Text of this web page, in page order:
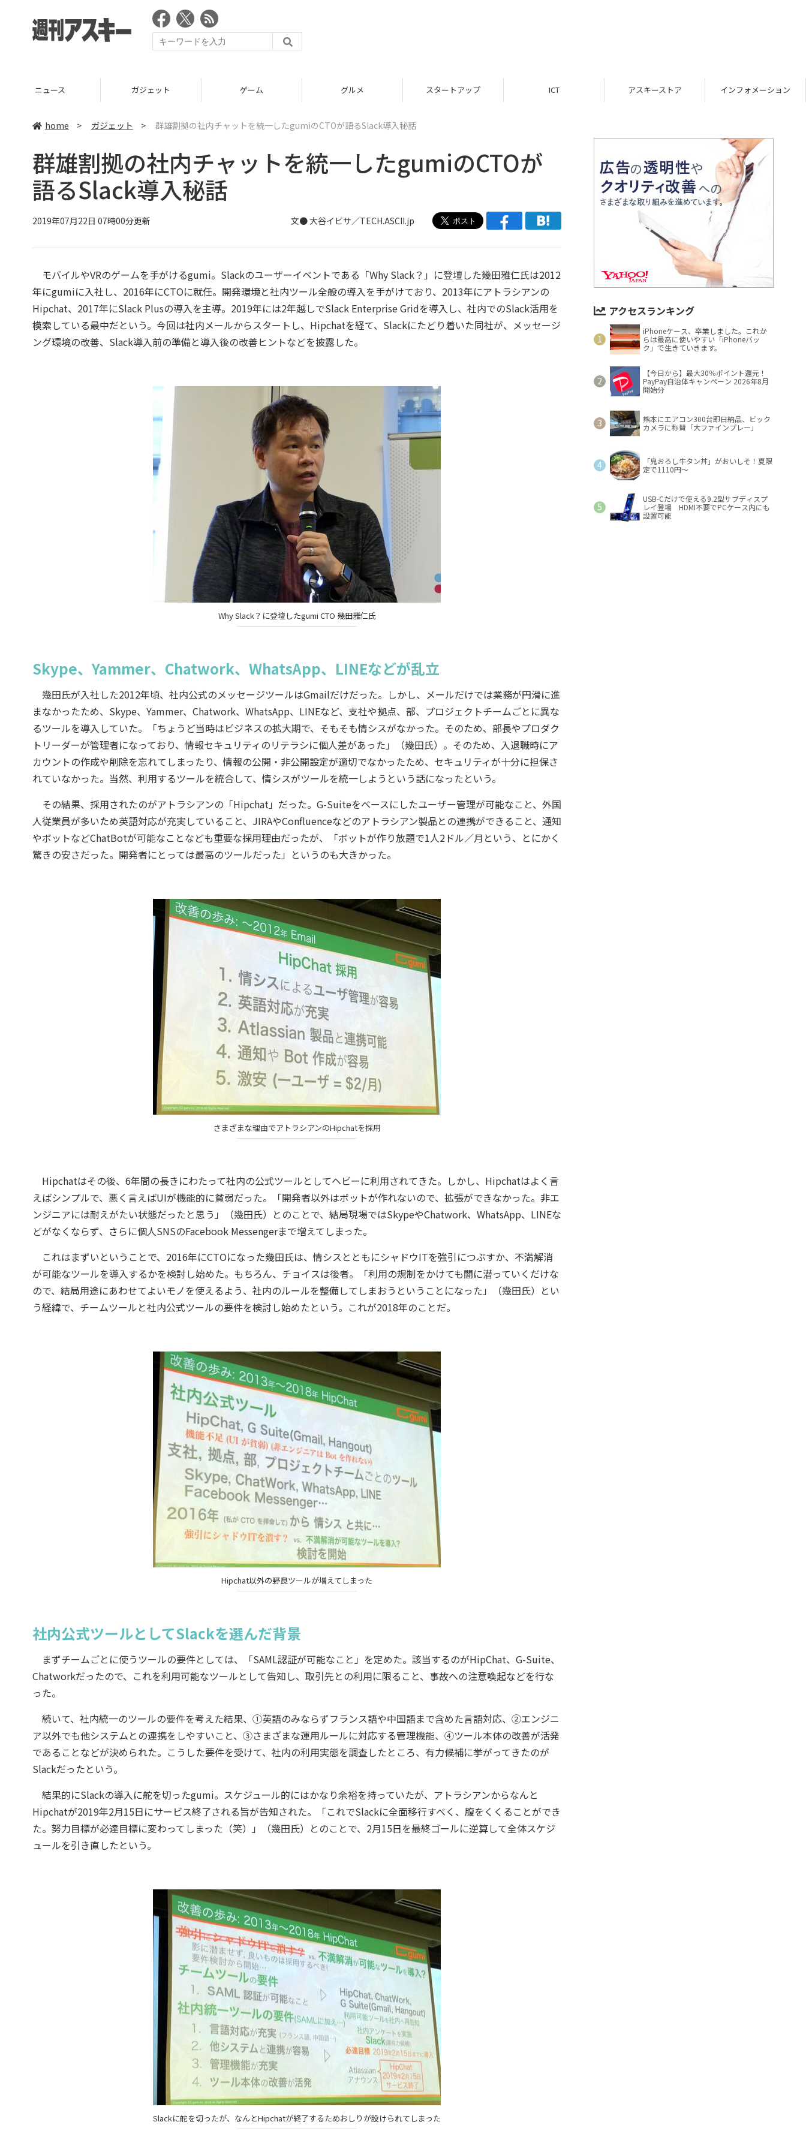
ニュース ガジェット ゲーム グルメ スタートアップ ICT アスキーストア インフォメーション
home > ガジェット > 群雄割拠の社内チャットを統一したgumiのCTOが語るSlack導入秘話
群雄割拠の社内チャットを統一したgumiのCTOが
語るSlack導入秘話
2019年07月22日 07時00分更新 文● 大谷イビサ／TECH.ASCII.jp
モバイルやVRのゲームを手がけるgumi。Slackのユーザーイベントである「Why Slack？」に登壇した幾田雅仁氏は2012
年にgumiに入社し、2016年にCTOに就任。開発環境と社内ツール全般の導入を手がけており、2013年にアトラシアンの
Hipchat、2017年にSlack Plusの導入を主導。2019年には2年越しでSlack Enterprise Gridを導入し、社内でのSlack活用を
模索している最中だという。今回は社内メールからスタートし、Hipchatを経て、Slackにたどり着いた同社が、メッセージ
ング環境の改善、Slack導入前の準備と導入後の改善ヒントなどを披露した。
Why Slack？に登壇したgumi CTO 幾田雅仁氏
Skype、Yammer、Chatwork、WhatsApp、LINEなどが乱立
幾田氏が入社した2012年頃、社内公式のメッセージツールはGmailだけだった。しかし、メールだけでは業務が円滑に進
まなかったため、Skype、Yammer、Chatwork、WhatsApp、LINEなど、支社や拠点、部、プロジェクトチームごとに異な
るツールを導入していた。「ちょうど当時はビジネスの拡大期で、そもそも情シスがなかった。そのため、部長やプロダク
トリーダーが管理者になっており、情報セキュリティのリテラシに個人差があった」（幾田氏）。そのため、入退職時にア
カウントの作成や削除を忘れてしまったり、情報の公開・非公開設定が適切でなかったため、セキュリティが十分に担保さ
れていなかった。当然、利用するツールを統合して、情シスがツールを統一しようという話になったという。
その結果、採用されたのがアトラシアンの「Hipchat」だった。G-Suiteをベースにしたユーザー管理が可能なこと、外国
人従業員が多いため英語対応が充実していること、JIRAやConfluenceなどのアトラシアン製品との連携ができること、通知
やボットなどChatBotが可能なことなども重要な採用理由だったが、「ボットが作り放題で1人2ドル／月という、とにかく
驚きの安さだった。開発者にとっては最高のツールだった」というのも大きかった。
さまざまな理由でアトラシアンのHipchatを採用
Hipchatはその後、6年間の長きにわたって社内の公式ツールとしてヘビーに利用されてきた。しかし、Hipchatはよく言
えばシンプルで、悪く言えばUIが機能的に貧弱だった。「開発者以外はボットが作れないので、拡張ができなかった。非エ
ンジニアには耐えがたい状態だったと思う」（幾田氏）とのことで、結局現場ではSkypeやChatwork、WhatsApp、LINEな
どがなくならず、さらに個人SNSのFacebook Messengerまで増えてしまった。
これはまずいということで、2016年にCTOになった幾田氏は、情シスとともにシャドウITを強引につぶすか、不満解消
が可能なツールを導入するかを検討し始めた。もちろん、チョイスは後者。「利用の規制をかけても闇に潜っていくだけな
ので、結局用途にあわせてよいモノを使えるよう、社内のルールを整備してしまおうということになった」（幾田氏）とい
う経緯で、チームツールと社内公式ツールの要件を検討し始めたという。これが2018年のことだ。
Hipchat以外の野良ツールが増えてしまった
社内公式ツールとしてSlackを選んだ背景
まずチームごとに使うツールの要件としては、「SAML認証が可能なこと」を定めた。該当するのがHipChat、G-Suite、
Chatworkだったので、これを利用可能なツールとして告知し、取引先との利用に限ること、事故への注意喚起などを行な
った。
続いて、社内統一のツールの要件を考えた結果、①英語のみならずフランス語や中国語まで含めた言語対応、②エンジニ
ア以外でも他システムとの連携をしやすいこと、③さまざまな運用ルールに対応する管理機能、④ツール本体の改善が活発
であることなどが決められた。こうした要件を受けて、社内の利用実態を調査したところ、有力候補に挙がってきたのが
Slackだったという。
結果的にSlackの導入に舵を切ったgumi。スケジュール的にはかなり余裕を持っていたが、アトラシアンからなんと
Hipchatが2019年2月15日にサービス終了される旨が告知された。「これでSlackに全面移行すべく、腹をくくることができ
た。努力目標が必達目標に変わってしまった（笑）」（幾田氏）とのことで、2月15日を最終ゴールに逆算して全体スケジ
ュールを引き直したという。
Slackに舵を切ったが、なんとHipchatが終了するためおしりが設けられてしまった
アクセスランキング
iPhoneケース、卒業しました。これか
らは最高に使いやすい「iPhoneバッ
ク」で生きていきます。
【今日から】最大30％ポイント還元！
PayPay自治体キャンペーン 2026年8月
開始分
熊本にエアコン300台即日納品、ビック
カメラに称賛「大ファインプレー」
「鬼おろし牛タン丼」がおいしそ！夏限
定で1110円～
USB-Cだけで使える9.2型サブディスプ
レイ登場 HDMI不要でPCケース内にも
設置可能